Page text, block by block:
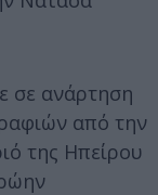
σε ανάρτηση
από την
της Ηπείρου